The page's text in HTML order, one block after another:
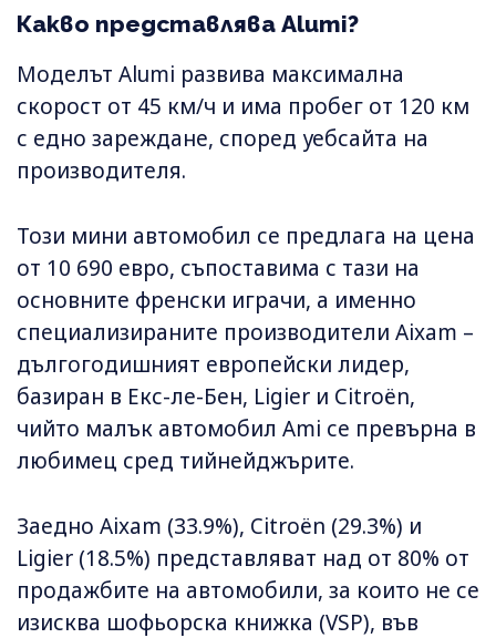
Какво представлява Alumi?
Моделът Alumi развива максимална
скорост от 45 км/ч и има пробег от 120 км
с едно зареждане, според уебсайта на
производителя.
Този мини автомобил се предлага на цена
от 10 690 евро, съпоставима с тази на
основните френски играчи, а именно
специализираните производители Aixam –
дългогодишният европейски лидер,
базиран в Екс-ле-Бен, Ligier и Citroën,
чийто малък автомобил Ami се превърна в
любимец сред тийнейджърите.
Заедно Aixam (33.9%), Citroën (29.3%) и
Ligier (18.5%) представляват над от 80% от
продажбите на автомобили, за които не се
изисква шофьорска книжка (VSP), във